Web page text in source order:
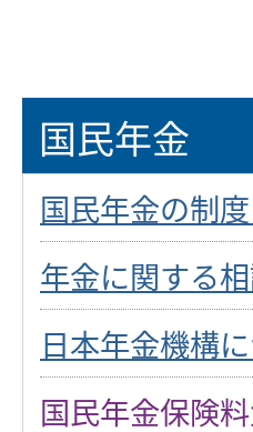
国民年金
国民年金の制
年金に関する
日本年金機構
国民年金保険